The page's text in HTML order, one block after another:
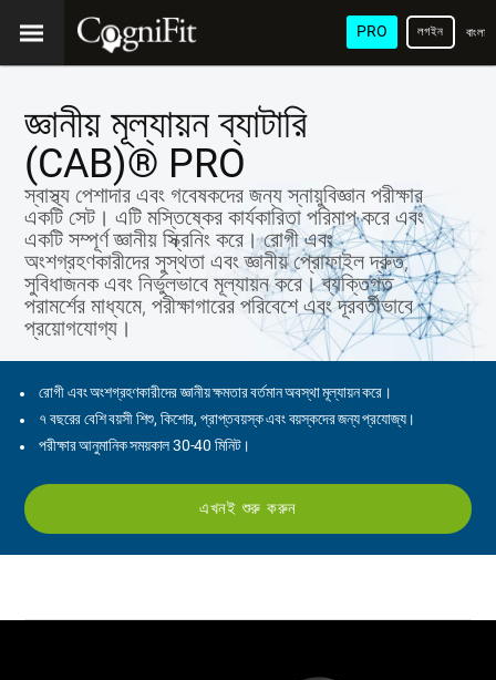
PRO বাংলা
লগইন
জ্ঞানীয় মূল্যায়ন ব্যাটারি
(CAB)® PRO
স্বাস্থ্য পেশাদার এবং গবেষকদের জন্য স্নায়ুবিজ্ঞান পরীক্ষার
একটি সেট। এটি মস্তিষ্কের কার্যকারিতা পরিমাপ করে এবং
একটি সম্পূর্ণ জ্ঞানীয় স্ক্রিনিং করে। রোগী এবং
অংশগ্রহণকারীদের সুস্থতা এবং জ্ঞানীয় প্রোফাইল দ্রুত,
সুবিধাজনক এবং নির্ভুলভাবে মূল্যায়ন করে। ব্যক্তিগত
পরামর্শের মাধ্যমে, পরীক্ষাগারের পরিবেশে এবং দূরবর্তীভাবে
প্রয়োগযোগ্য।
রোগী এবং অংশগ্রহণকারীদের জ্ঞানীয় ক্ষমতার বর্তমান অবস্থা মূল্যায়ন করে।
৭ বছরের বেশি বয়সী শিশু, কিশোর, প্রাপ্তবয়স্ক এবং বয়স্কদের জন্য প্রযোজ্য।
পরীক্ষার আনুমানিক সময়কাল 30-40 মিনিট।
এখনই শুরু করুন